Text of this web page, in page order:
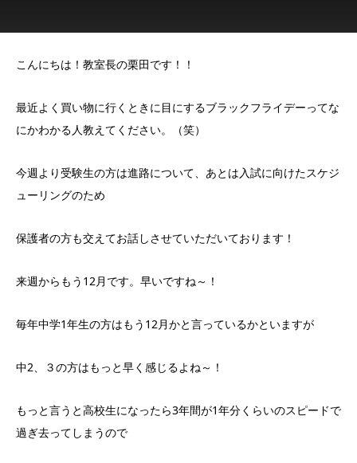
こんにちは！教室長の栗田です！！
最近よく買い物に行くときに目にするブラックフライデーってな
にかわかる人教えてください。（笑）
今週より受験生の方は進路について、あとは入試に向けたスケジ
ューリングのため
保護者の方も交えてお話しさせていただいております！
来週からもう12月です。早いですね～！
毎年中学1年生の方はもう12月かと言っているかといますが
中2、３の方はもっと早く感じるよね～！
もっと言うと高校生になったら3年間が1年分くらいのスピードで
過ぎ去ってしまうので